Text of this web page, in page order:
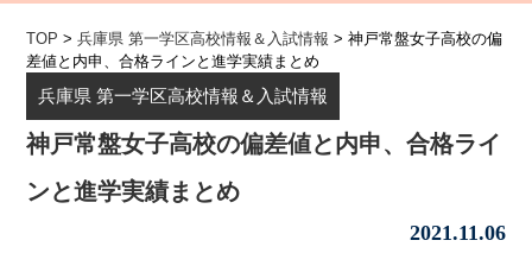
中学
高校
TOP >兵庫県 第一学区高校情報＆入試情報 >神戸常盤女子高校の偏
差値と内申、合格ラインと進学実績まとめ
兵庫県 第一学区高校情報＆入試情報
神戸常盤女子高校の偏差値と内申、合格ライ
ンと進学実績まとめ
2021.11.06